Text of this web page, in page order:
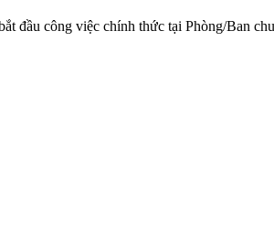
đầu công việc chính thức tại Phòng/Ban